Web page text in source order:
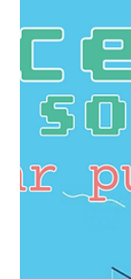
Cómo
vuelva
Descubre
aplica
alcance en